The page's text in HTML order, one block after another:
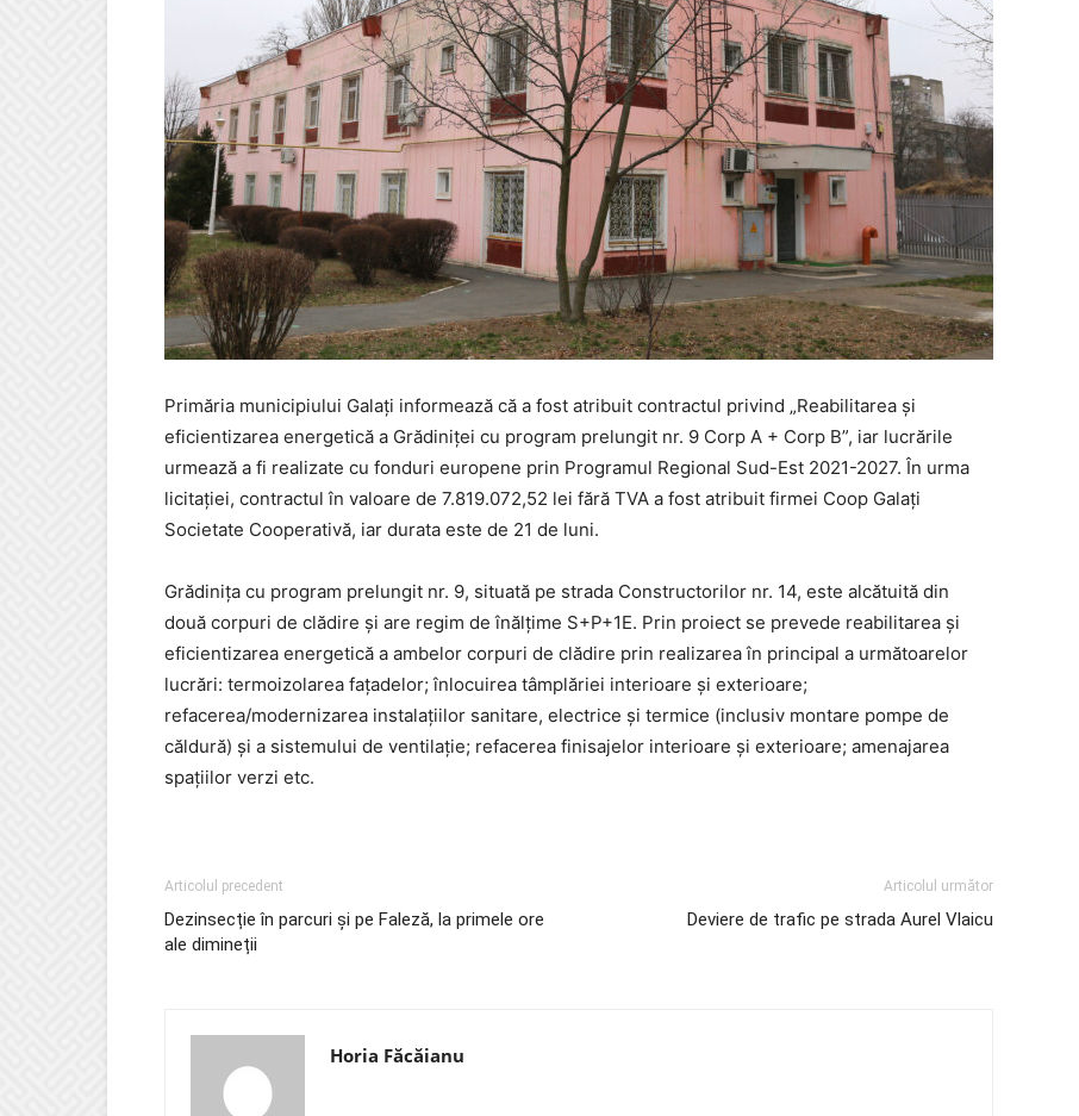
Primăria municipiului Galați informează că a fost atribuit contractul privind „Reabilitarea și
eficientizarea energetică a Grădiniței cu program prelungit nr. 9 Corp A + Corp B”, iar lucrările
urmează a fi realizate cu fonduri europene prin Programul Regional Sud-Est 2021-2027. În urma
licitației, contractul în valoare de 7.819.072,52 lei fără TVA a fost atribuit firmei Coop Galați
Societate Cooperativă, iar durata este de 21 de luni.
Grădinița cu program prelungit nr. 9, situată pe strada Constructorilor nr. 14, este alcătuită din
două corpuri de clădire și are regim de înălțime S+P+1E. Prin proiect se prevede reabilitarea și
eficientizarea energetică a ambelor corpuri de clădire prin realizarea în principal a următoarelor
lucrări: termoizolarea fațadelor; înlocuirea tâmplăriei interioare și exterioare;
refacerea/modernizarea instalațiilor sanitare, electrice și termice (inclusiv montare pompe de
căldură) și a sistemului de ventilație; refacerea finisajelor interioare și exterioare; amenajarea
spațiilor verzi etc.
Articolul precedent
Dezinsecție în parcuri și pe Faleză, la primele ore
ale dimineții
Articolul următor
Deviere de trafic pe strada Aurel Vlaicu
Horia Făcăianu